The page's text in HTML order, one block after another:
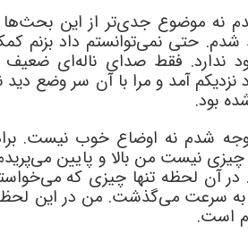
نه موضوع جدی‌تر از این بحث‌ها
شدم. حتی نمی‌توانستم داد بزنم
ندارد. فقط صدای ناله‌ای ضعیف
نزدیکم آمد و مرا با آن سر وضع دید
بود.
شدم نه اوضاع خوب نیست.
نیست من بالا و پایین
آن لحظه تنها چیزی که
سرعت می‌گذشت. من در این
است.